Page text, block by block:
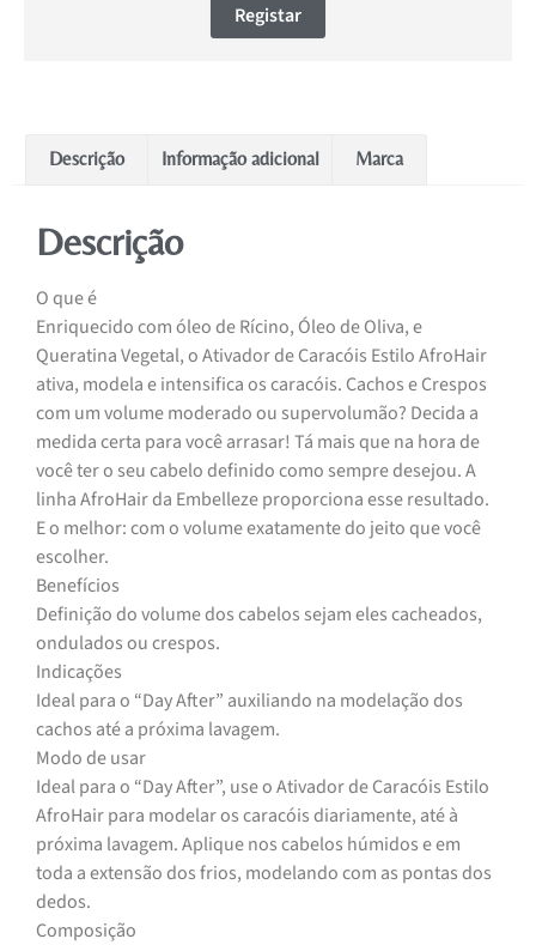
Registar
Descrição Informação adicional Marca
Descrição
O que é
Enriquecido com óleo de Rícino, Óleo de Oliva, e
Queratina Vegetal, o Ativador de Caracóis Estilo AfroHair
ativa, modela e intensifica os caracóis. Cachos e Crespos
com um volume moderado ou supervolumão? Decida a
medida certa para você arrasar! Tá mais que na hora de
você ter o seu cabelo definido como sempre desejou. A
linha AfroHair da Embelleze proporciona esse resultado.
E o melhor: com o volume exatamente do jeito que você
escolher.
Benefícios
Definição do volume dos cabelos sejam eles cacheados,
ondulados ou crespos.
Indicações
Ideal para o “Day After” auxiliando na modelação dos
cachos até a próxima lavagem.
Modo de usar
Ideal para o “Day After”, use o Ativador de Caracóis Estilo
AfroHair para modelar os caracóis diariamente, até à
próxima lavagem. Aplique nos cabelos húmidos e em
toda a extensão dos frios, modelando com as pontas dos
dedos.
Composição